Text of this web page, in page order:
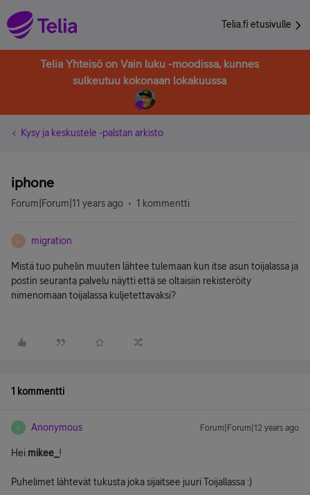
Telia.fi etusivulle
Telia Yhteisö on Vain luku -moodissa, kunnes
sulkeutuu kokonaan lokakuussa
Kysy ja keskustele -palstan arkisto
iphone
Forum|Forum|11 years ago 1 kommentti
M migration
Mistä tuo puhelin muuten lähtee tulemaan kun itse asun toijalassa ja
postin seuranta palvelu näytti että se oltaisiin rekisteröity
nimenomaan toijalassa kuljetettavaksi?
1 kommentti
A Anonymous Forum|Forum|12 years ago
Hei mikee_ !
Puhelimet lähtevät tukusta joka sijaitsee juuri Toijallassa :)